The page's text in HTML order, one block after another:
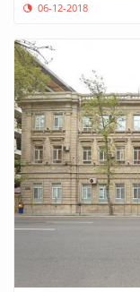
06-12-2018